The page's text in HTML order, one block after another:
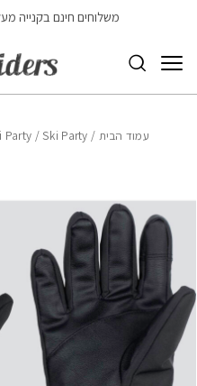
Skip to Contentמשלוחים חינם בקנייה מעל 299 ש”ח | 3-5 ימי
עמוד הבית /
Party /Ski Party | אביזרי סקי